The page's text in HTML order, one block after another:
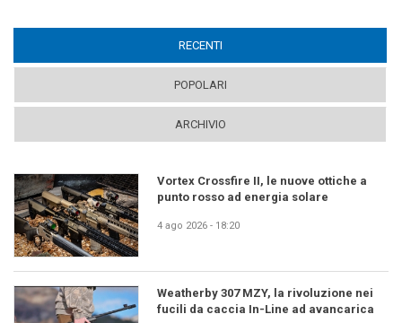
RECENTI
POPOLARI
ARCHIVIO
Vortex Crossfire II, le nuove ottiche a
punto rosso ad energia solare
4 ago 2026 - 18:20
Weatherby 307 MZY, la rivoluzione nei
fucili da caccia In-Line ad avancarica